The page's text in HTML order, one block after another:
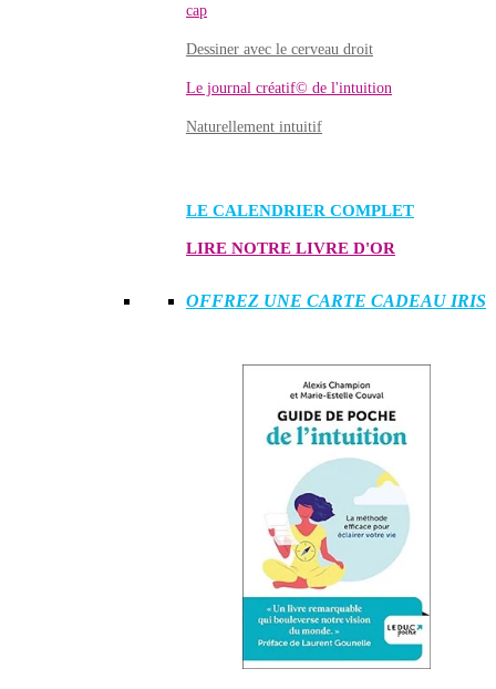
cap
Dessiner avec le cerveau droit
Le journal créatif© de l'intuition
Naturellement intuitif
LE CALENDRIER COMPLET
LIRE NOTRE LIVRE D'OR
OFFREZ UNE CARTE CADEAU IRIS